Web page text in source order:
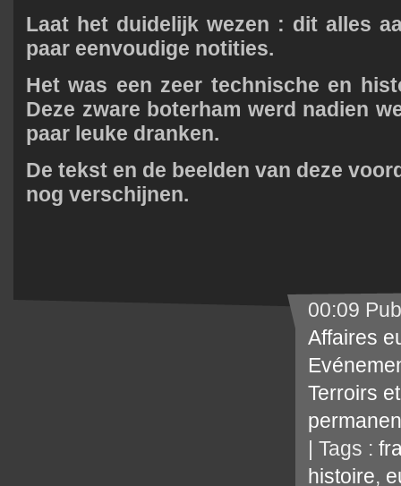
Laat het duidelijk wezen : dit alles
paar eenvoudige notities.
Het was een zeer technische en
Deze zware boterham werd nadien
paar leuke dranken.
De tekst en de beelden van deze
nog verschijnen.
00:09
Affaires
Terroirs
| Tags :
histoire,